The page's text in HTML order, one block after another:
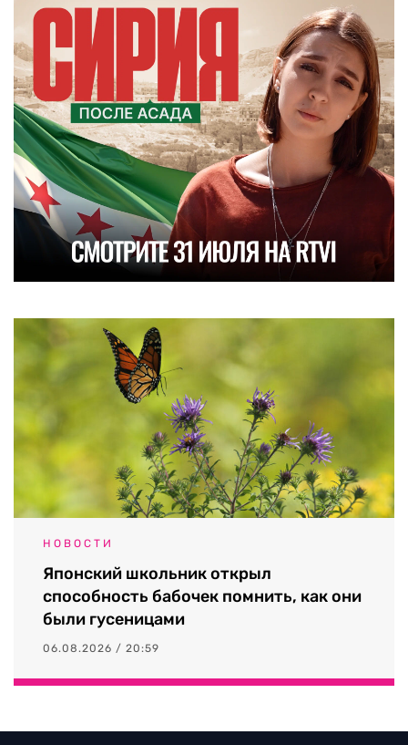
НОВОСТИ
Японский школьник открыл
способность бабочек помнить, как они
были гусеницами
06.08.2026 / 20:59